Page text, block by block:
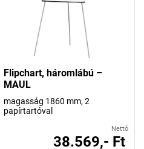
Flipchart, háromlábú –
MAUL
magasság 1860 mm, 2
papírtartóval
Nettó
38.569,- Ft